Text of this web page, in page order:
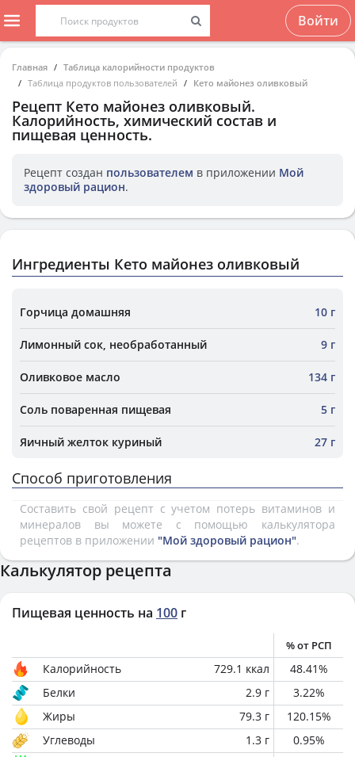
Войти
Главная
Таблица калорийности продуктов
Таблица продуктов пользователей
Кето майонез оливковый
Рецепт Кето майонез оливковый.
Калорийность, химический состав и
пищевая ценность.
Рецепт создан пользователем в приложении Мой
здоровый рацион.
Ингредиенты Кето майонез оливковый
Горчица домашняя 10 г
Лимонный сок, необработанный 9 г
Оливковое масло 134 г
Соль поваренная пищевая 5 г
Яичный желток куриный 27 г
Способ приготовления
Составить свой рецепт с учетом потерь витаминов и
минералов вы можете с помощью калькулятора
рецептов в приложении "Мой здоровый рацион".
Калькулятор рецепта
Пищевая ценность на 100 г
% от РСП
Калорийность 729.1 ккал 48.41%
Белки
2.9 г 3.22%
Жиры
79.3 г 120.15%
Углеводы
1.3 г 0.95%